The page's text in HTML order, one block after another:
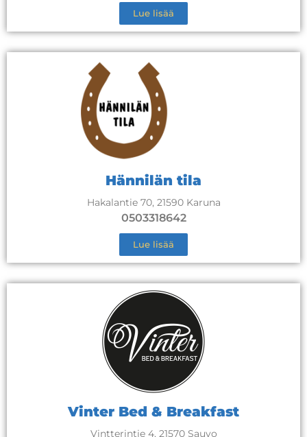
Lue lisää
Hännilän tila
Hakalantie 70, 21590 Karuna
0503318642
Lue lisää
Vinter Bed & Breakfast
Vintterintie 4, 21570 Sauvo